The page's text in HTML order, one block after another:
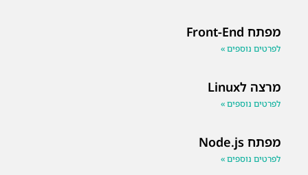
מפתח Front-End
לפרטים נוספים »
מרצה לLinux
לפרטים נוספים »
מפתח Node.js
לפרטים נוספים »